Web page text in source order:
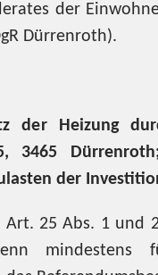
der
Dürrenroth).
der Heizung
3465
der
25 Abs. 1 und 2